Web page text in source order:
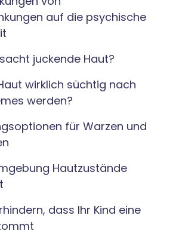
auf die psychische
juckende Haut?
wirklich süchtig nach
werden?
für Warzen und
Hautzustände
dass Ihr Kind eine